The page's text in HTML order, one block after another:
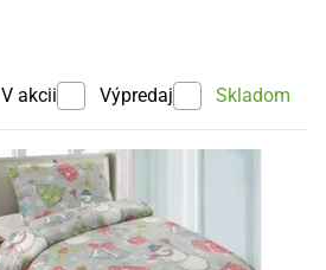
V akcii Výpredaj Skladom